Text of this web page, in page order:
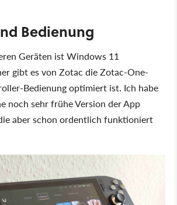
Bedienung
Geräten ist Windows 11
gibt es von Zotac die Zotac-One-
Bedienung optimiert ist. Ich habe
noch sehr frühe Version der App
aber schon ordentlich funktioniert